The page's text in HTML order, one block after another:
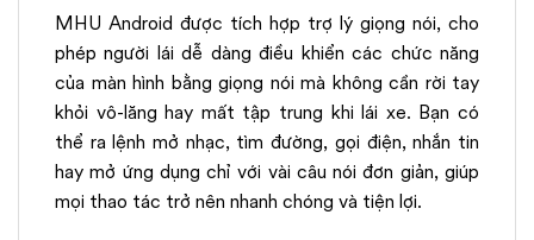
MHU Android được tích hợp trợ lý giọng nói, cho
phép người lái dễ dàng điều khiển các chức năng
của màn hình bằng giọng nói mà không cần rời tay
khỏi vô-lăng hay mất tập trung khi lái xe. Bạn có
thể ra lệnh mở nhạc, tìm đường, gọi điện, nhắn tin
hay mở ứng dụng chỉ với vài câu nói đơn giản, giúp
mọi thao tác trở nên nhanh chóng và tiện lợi.